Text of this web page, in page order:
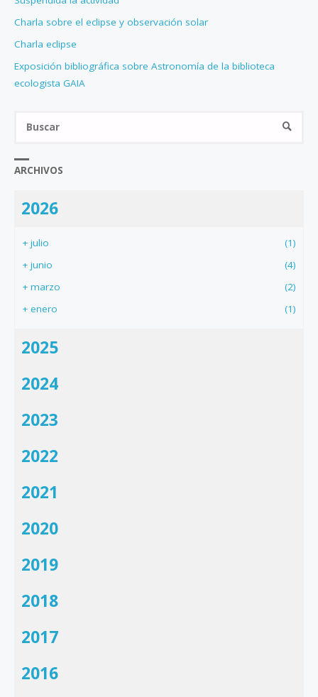
Charla sobre el eclipse y observación solar
Charla eclipse
Exposición bibliográfica sobre Astronomía de la biblioteca
ecologista GAIA
ARCHIVOS
2026
+ julio
(1)
+ junio
(4)
+ marzo
(2)
+ enero (1)
2025
2024
2023
2022
2021
2020
2019
2018
2017
2016